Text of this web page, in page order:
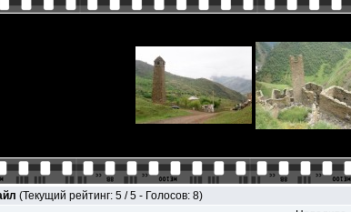
(Текущий рейтинг: 5 / 5 - Голосов: 8)